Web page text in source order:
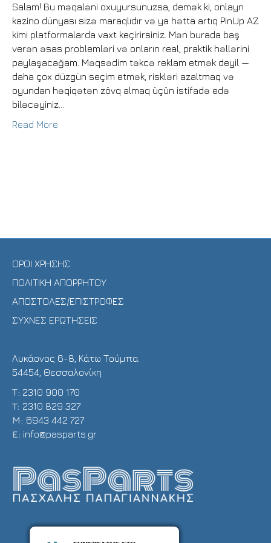
Salam! Bu məqaləni oxuyursunuzsa, demək ki, onlayn
kazino dünyası sizə maraqlıdır və ya hətta artıq PinUp AZ
kimi platformalarda vaxt keçirirsiniz. Mən burada baş
verən əsas problemləri və onların real, praktik həllərini
paylaşacağam. Məqsədim təkcə reklam etmək deyil —
daha çox düzgün seçim etmək, riskləri azaltmaq və
oyundan həqiqətən zövq almaq üçün istifadə edə
biləcəyiniz…
Read More
ΟΡΟΙ ΧΡΗΣΗΣ
ΠΟΛΙΤΙΚΗ ΑΠΟΡΡΗΤΟΥ
ΑΠΟΣΤΟΛΕΣ/ΕΠΙΣΤΡΟΦΕΣ
ΣΥΧΝΕΣ ΕΡΩΤΗΣΕΙΣ
Λυκάονος 6-8, Κάτω Τούμπα
54454, Θεσσαλονίκη
Τ: 2310 900 170
T: 2310 829 327
Μ: 6943 442 727
E: info@pasparts.gr